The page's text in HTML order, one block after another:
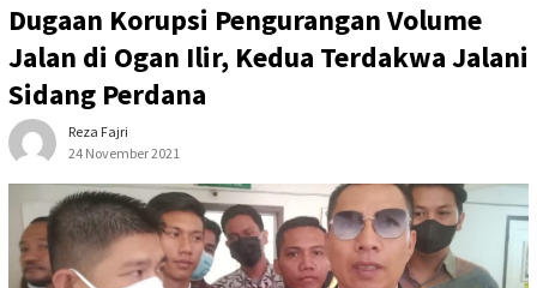
Dugaan Korupsi Pengurangan Volume
Jalan di Ogan Ilir, Kedua Terdakwa Jalani
Sidang Perdana
Reza Fajri
24 November 2021